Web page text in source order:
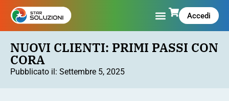
Accedi
NUOVI CLIENTI: PRIMI PASSI CON
CORA
Pubblicato il: Settembre 5, 2025